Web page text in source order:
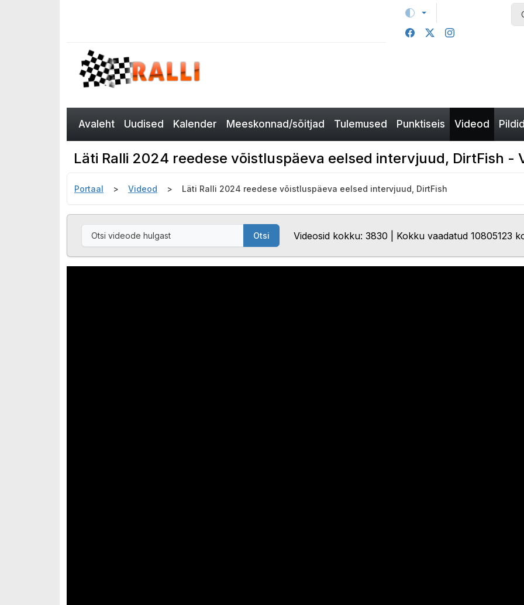
Avaleht Uudised Kalender Meeskonnad/sõitjad Tulemused Punktiseis Videod
Läti Ralli 2024 reedese võistluspäeva eelsed intervjuud, DirtFish -
Portaal Videod Läti Ralli 2024 reedese võistluspäeva eelsed intervjuud, DirtFish
Otsi Videosid kokku: 3830 | Kokku vaadatud 10805123